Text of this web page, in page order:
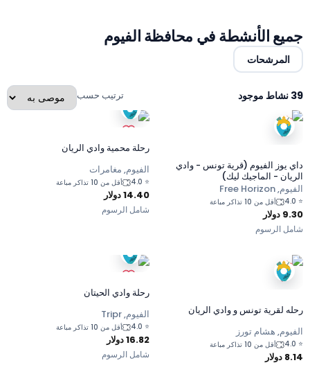
جميع الأنشطة في محافظة الفيوم
المرشحات
39 نشاط موجود ترتيب حسب
داي يوز الفيوم (قرية تونس - وادي
الريان - الماجيك ليك)
الفيوم, Free Horizon
⭐
4.0 أقل من 10 تذاكر مباعة
9.30 دولار
شامل الرسوم
رحلة محمية وادي الريان
الفيوم, مغامرات
⭐
4.0 أقل من 10 تذاكر مباعة
14.40دولار
شامل الرسوم
رحله لقرية تونس و وادي الريان
الفيوم, هشام تورز
⭐
4.0 أقل من 10 تذاكر مباعة
8.14 دولار
رحلة وادي الحيتان
الفيوم, Tripr
⭐
4.0 أقل من 10 تذاكر مباعة
16.82دولار
شامل الرسوم